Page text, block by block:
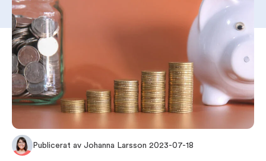
Publicerat av Johanna Larsson 2023-07-18